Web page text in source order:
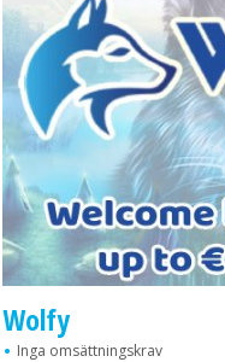
Wolfy
Inga omsättningskrav